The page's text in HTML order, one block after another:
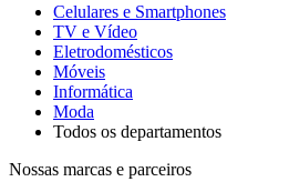
Celulares e Smartphones
TV e Vídeo
Eletrodomésticos
Móveis
Informática
Moda
Todos os departamentos
Nossas marcas e parceiros